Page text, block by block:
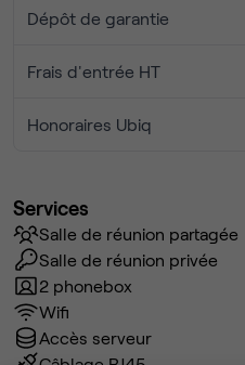
Dépôt de garantie
Frais d'entrée HT
Honoraires Ubiq
Services
Salle de réunion partagée
Salle de réunion privée
2 phonebox
Wifi
Accès serveur